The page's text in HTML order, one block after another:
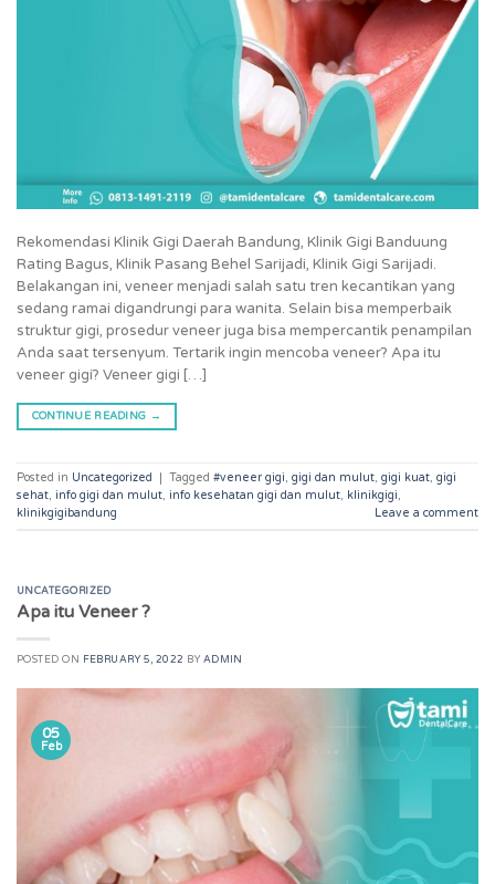
Rekomendasi Klinik Gigi Daerah Bandung, Klinik Gigi Banduung
Rating Bagus, Klinik Pasang Behel Sarijadi, Klinik Gigi Sarijadi.
Belakangan ini, veneer menjadi salah satu tren kecantikan yang
sedang ramai digandrungi para wanita. Selain bisa memperbaik
struktur gigi, prosedur veneer juga bisa mempercantik penampilan
Anda saat tersenyum. Tertarik ingin mencoba veneer? Apa itu
veneer gigi? Veneer gigi […]
CONTINUE READING →
Posted in Uncategorized | Tagged #veneer gigi, gigi dan mulut, gigi kuat, gigi
sehat, info gigi dan mulut, info kesehatan gigi dan mulut, klinikgigi,
klinikgigibandung
Leave a comment
UNCATEGORIZED
Apa itu Veneer ?
POSTED ON FEBRUARY 5, 2022 BY ADMIN
05
Feb